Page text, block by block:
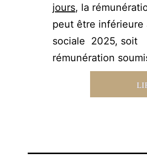
jours, la
peut être inférieure
sociale 2025,
rémunération